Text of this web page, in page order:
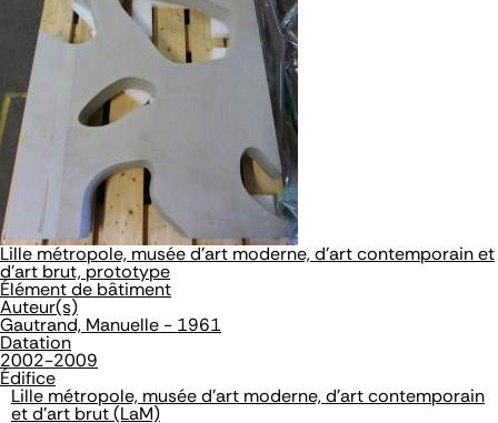
Lille métropole, musée d'art moderne, d'art contemporain et
d'art brut, prototype
Élément de bâtiment
Auteur(s)
Gautrand, Manuelle - 1961
Datation
2002-2009
Édifice
Lille métropole, musée d'art moderne, d'art contemporain
et d'art brut (LaM)